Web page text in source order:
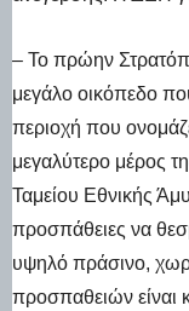
– Το πρώην
μεγάλο οικόπεδο
περιοχή που
μεγαλύτερο μέρος
Ταμείου Εθνικής
προσπάθειες να
υψηλό πράσινο,
προσπαθειών είναι